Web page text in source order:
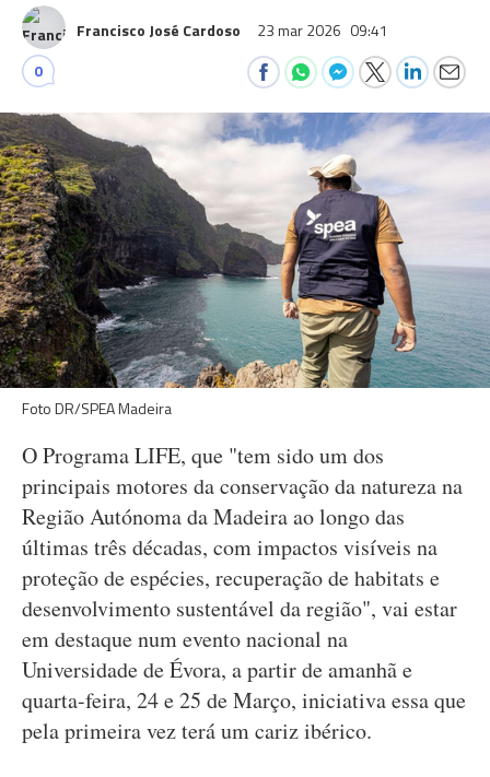
Francisco José Cardoso 23 mar 2026 09:41
0
Foto DR/SPEA Madeira
O Programa LIFE, que "tem sido um dos
principais motores da conservação da natureza na
Região Autónoma da Madeira ao longo das
últimas três décadas, com impactos visíveis na
proteção de espécies, recuperação de habitats e
desenvolvimento sustentável da região", vai estar
em destaque num evento nacional na
Universidade de Évora, a partir de amanhã e
quarta-feira, 24 e 25 de Março, iniciativa essa que
pela primeira vez terá um cariz ibérico.